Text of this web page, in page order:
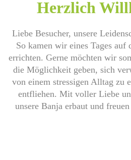
Herzlich
Liebe Besucher, unsere
So kamen wir eines Tages auf
errichten. Gerne möchten wir
die Möglichkeit geben, sich
von einem stressigen Alltag zu
entfliehen. Mit voller Liebe
unsere Banja erbaut und